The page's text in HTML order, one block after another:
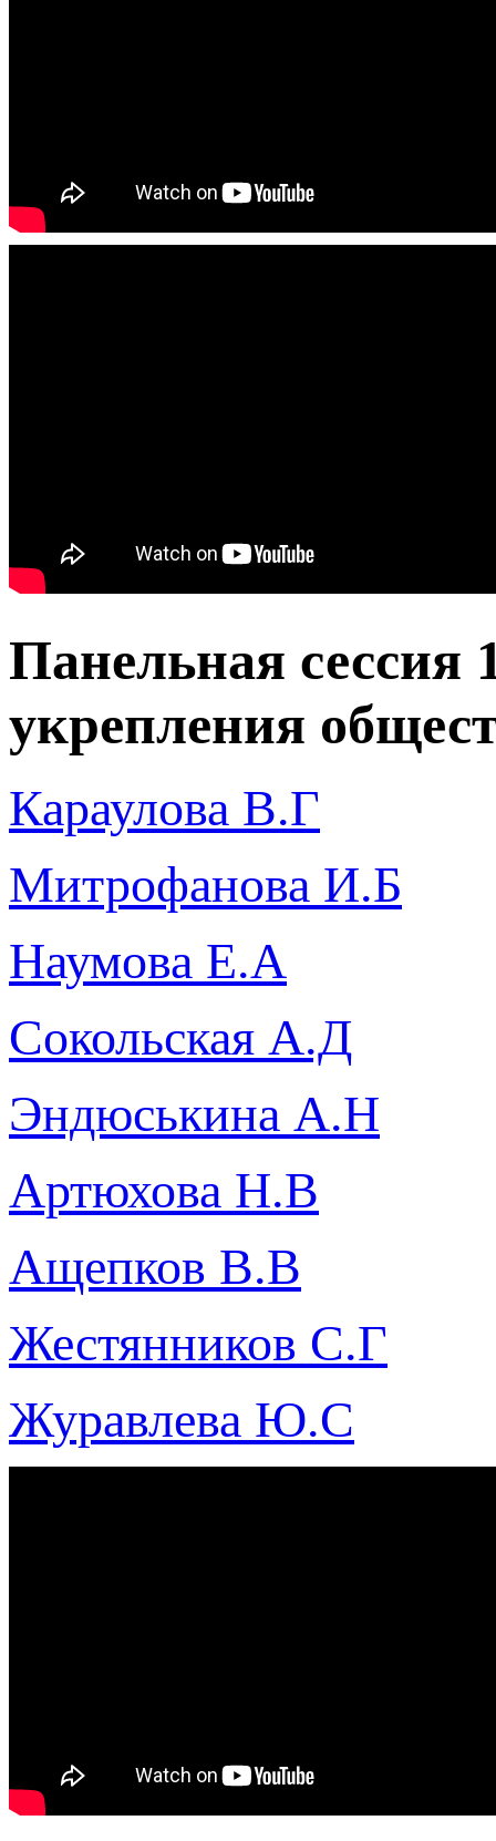
Панельная
укрепления
Караулова В.Г
Митрофанова И.Б
Наумова Е.А
Сокольская А.Д
Эндюськина А.Н
Артюхова Н.В
Ащепков В.В
Жестянников С.Г
Журавлева Ю.С